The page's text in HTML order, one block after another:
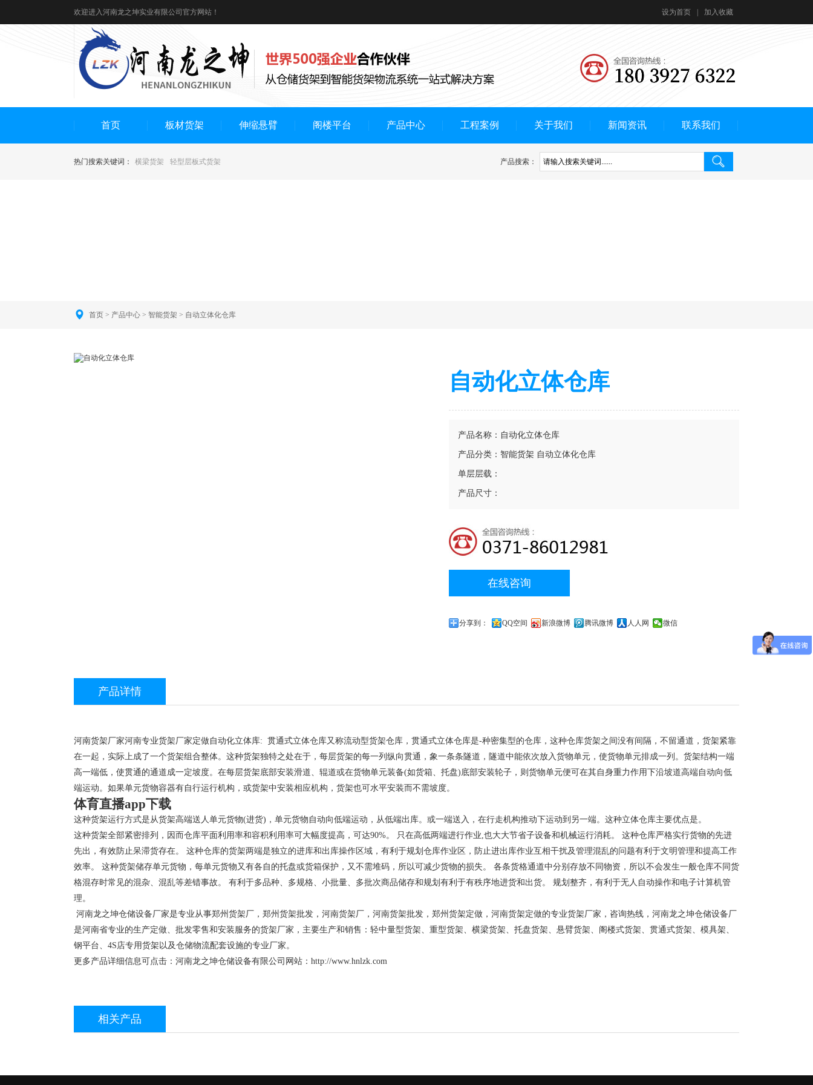
设为首页 加入收藏
欢迎进入河南龙之坤实业有限公司官方网站！
首页 板材货架 伸缩悬臂 阁楼平台 产品中心 工程案例 关于我们 新闻资讯 联系我们
产品搜索：
热门搜索关键词： 横梁货架 轻型层板式货架
首页 > 产品中心 > 智能货架 > 自动立体化仓库
自动化立体仓库
产品名称：自动化立体仓库
产品分类：智能货架 自动立体化仓库
单层层载：
产品尺寸：
在线咨询
分享到： QQ空间 新浪微博 腾讯微博 人人网 微信
产品详情
河南货架厂家河南专业货架厂家定做自动化立体库: 贯通式立体仓库又称流动型货架仓库，贯通式立体仓库是-种密集型的仓库，这种仓库货架之间没有间隔，不留通道，货架紧靠
在一起，实际上成了一个货架组合整体。这种货架独特之处在于，每层货架的每一列纵向贯通，象一条条隧道，隧道中能依次放入货物单元，使货物单元排成一列。货架结构一端
高一端低，使贯通的通道成一定坡度。在每层货架底部安装滑道、辊道或在货物单元装备(如货箱、托盘)底部安装轮子，则货物单元便可在其自身重力作用下沿坡道高端自动向低
端运动。如果单元货物容器有自行运行机构，或货架中安装相应机构，货架也可水平安装而不需坡度。
体育直播app下载
这种货架运行方式是从货架高端送人单元货物(进货)，单元货物自动向低端运动，从低端出库。或一端送入，在行走机构推动下运动到另一端。这种立体仓库主要优点是。
这种货架全部紧密排列，因而仓库平面利用率和容积利用率可大幅度提高，可达90%。 只在高低两端进行作业,也大大节省子设备和机械运行消耗。 这种仓库严格实行货物的先进
先出，有效防止呆滞货存在。 这种仓库的货架两端是独立的进库和出库操作区域，有利于规划仓库作业区，防止进出库作业互相干扰及管理混乱的问题有利于文明管理和提高工作
效率。 这种货架储存单元货物，每单元货物又有各自的托盘或货箱保护，又不需堆码，所以可减少货物的损失。 各条货格通道中分别存放不同物资，所以不会发生一般仓库不同货
格混存时常见的混杂、混乱等差错事故。 有利于多品种、多规格、小批量、多批次商品储存和规划有利于有秩序地进货和出货。 规划整齐，有利于无人自动操作和电子计算机管
理。
河南龙之坤仓储设备厂家是专业从事郑州货架厂，郑州货架批发，河南货架厂，河南货架批发，郑州货架定做，河南货架定做的专业货架厂家，咨询热线，河南龙之坤仓储设备厂
是河南省专业的生产定做、批发零售和安装服务的货架厂家，主要生产和销售：轻中量型货架、重型货架、横梁货架、托盘货架、悬臂货架、阁楼式货架、贯通式货架、模具架、
钢平台、4S店专用货架以及仓储物流配套设施的专业厂家。
更多产品详细信息可点击：河南龙之坤仓储设备有限公司网站：http://www.hnlzk.com
相关产品